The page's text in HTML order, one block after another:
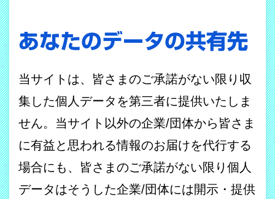
あなたのデータの共有先
当サイトは、皆さまのご承諾がない限り収
集した個人データを第三者に提供いたしま
せん。当サイト以外の企業/団体から皆さま
に有益と思われる情報のお届けを代行する
場合にも、皆さまのご承諾がない限り個人
データはそうした企業/団体には開示・提供